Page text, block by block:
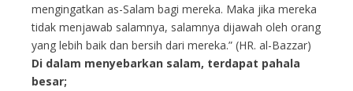
mengingatkan as-Salam bagi mereka. Maka jika mereka
tidak menjawab salamnya, salamnya dijawah oleh orang
yang lebih baik dan bersih dari mereka.” (HR. al-Bazzar)
Di dalam menyebarkan salam, terdapat pahala
besar;